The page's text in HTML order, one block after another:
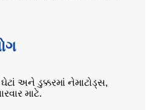
અને ડુક્કરમાં નેમાટોડ્સ,
માટે.